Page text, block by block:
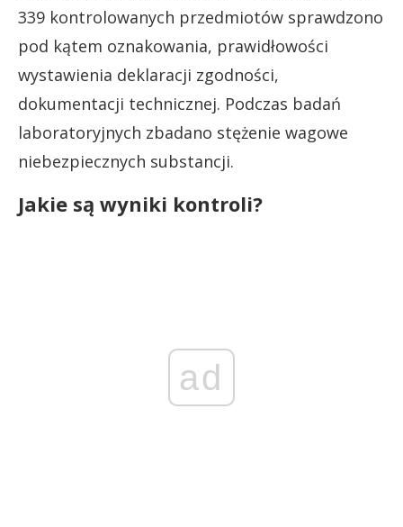
339 kontrolowanych przedmiotów sprawdzono
pod kątem oznakowania, prawidłowości
wystawienia deklaracji zgodności,
dokumentacji technicznej. Podczas badań
laboratoryjnych zbadano stężenie wagowe
niebezpiecznych substancji.
Jakie są wyniki kontroli?
ad